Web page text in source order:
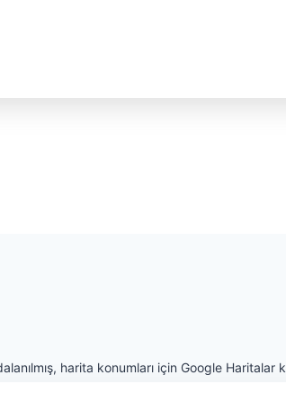
harita konumları için Google Haritalar